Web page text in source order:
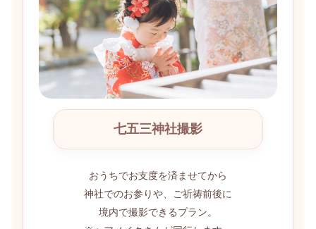
七五三神社撮影
おうちでお支度を済ませてから
神社でのお参りや、ご祈祷前後に
境内で撮影できるプラン。